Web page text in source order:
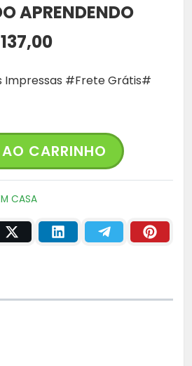
APRENDENDO
137,00O
p
e
ç
a
Impressas #Frete Grátis#
CARRINHO
CASA